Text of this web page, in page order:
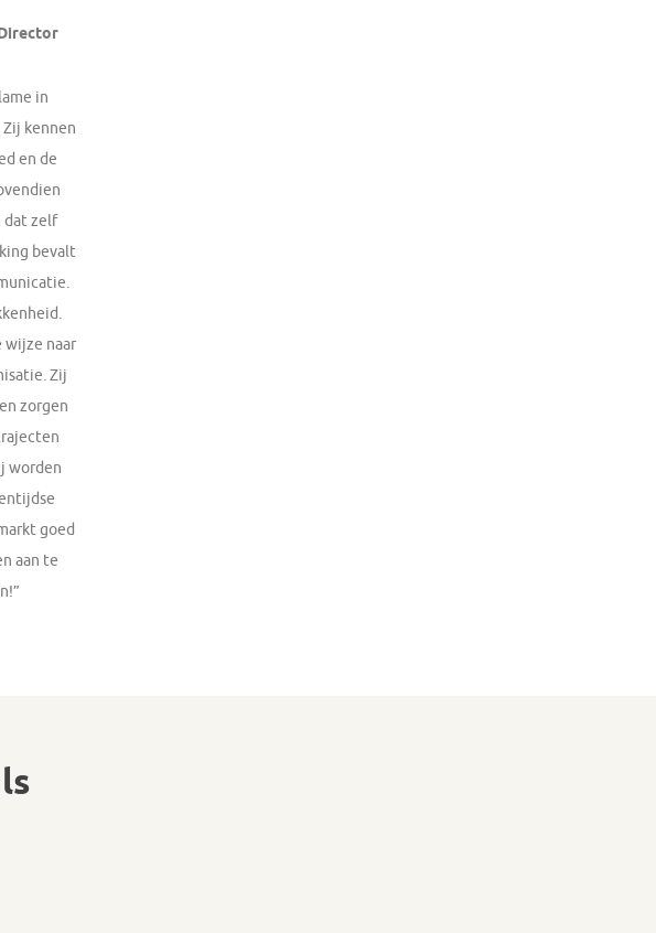
in
kennen
en de
dat zelf
bevalt
wijze naar
Zij
zorgen
worden
goed
aan te